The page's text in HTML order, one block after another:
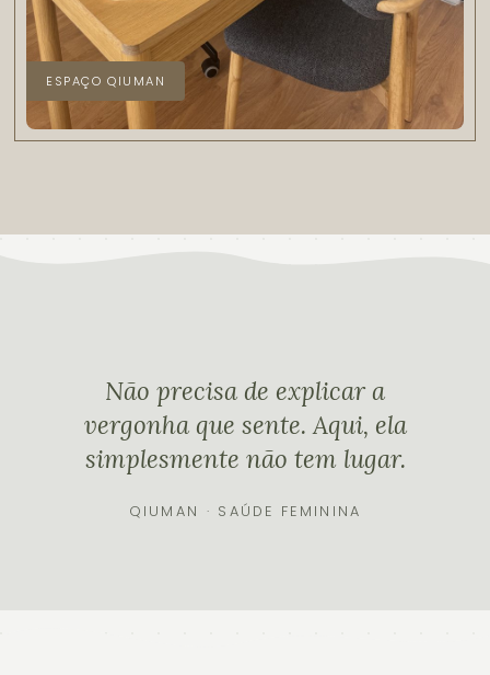
ESPAÇO QIUMAN
Não precisa de explicar a
vergonha que sente. Aqui, ela
simplesmente não tem lugar.
QIUMAN · SAÚDE FEMININA